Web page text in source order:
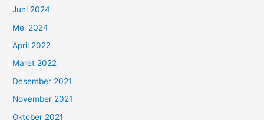
Juni 2024
Mei 2024
April 2022
Maret 2022
Desember 2021
November 2021
Oktober 2021